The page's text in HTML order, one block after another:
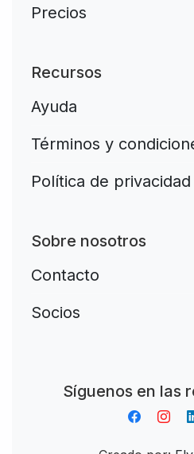
Precios
Recursos
Ayuda
Términos y
Política de privacidad
Sobre nosotros
Contacto
Socios
Síguenos en las